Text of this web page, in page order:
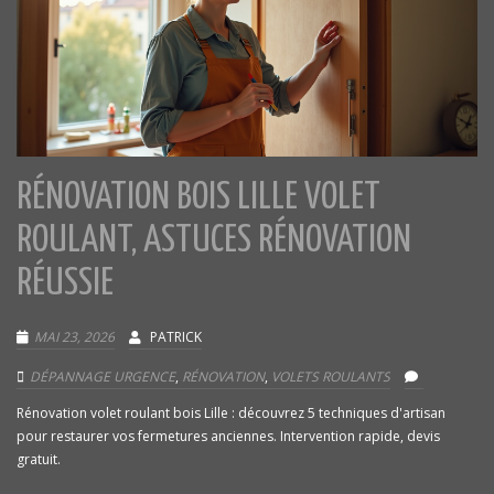
RÉNOVATION BOIS LILLE VOLET
ROULANT, ASTUCES RÉNOVATION
RÉUSSIE
MAI 23, 2026 PATRICK
DÉPANNAGE URGENCE, RÉNOVATION, VOLETS ROULANTS
Rénovation volet roulant bois Lille : découvrez 5 techniques d'artisan
pour restaurer vos fermetures anciennes. Intervention rapide, devis
gratuit.